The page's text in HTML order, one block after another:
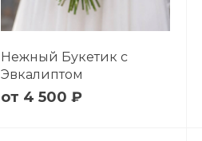
Нежный Букетик с
Эвкалиптом
4 500 ₽